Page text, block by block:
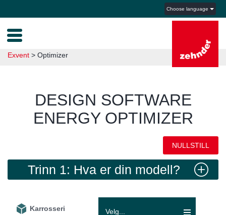
Choose language
Exvent > Optimizer
DESIGN SOFTWARE
ENERGY OPTIMIZER
NULLSTILL
Trinn 1: Hva er din modell?
Karrosseri Velg...